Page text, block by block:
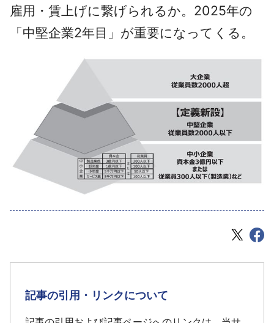
雇用・賃上げに繋げられるか。2025年の
「中堅企業2年目」が重要になってくる。
記事の引用・リンクについて